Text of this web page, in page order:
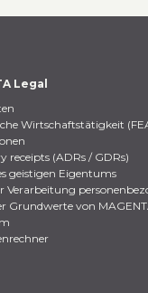
Legal
Wirtschaftstätigkeit
receipts (ADRs / GDRs)
geistigen Eigentums
Verarbeitung
Grundwerte von